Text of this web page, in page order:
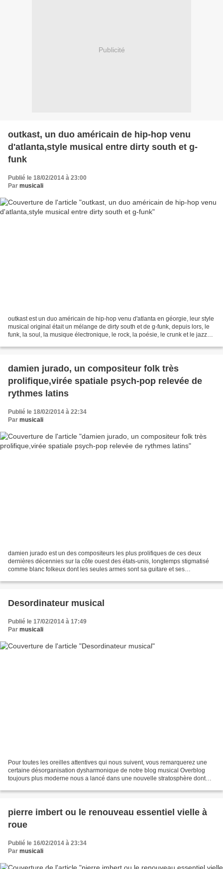
Publicité
outkast, un duo américain de hip-hop venu
d'atlanta,style musical entre dirty south et g-
funk
Publié le 18/02/2014 à 23:00
Par musicali
outkast est un duo américain de hip-hop venu d'atlanta en géorgie, leur style
musical original était un mélange de dirty south et de g-funk, depuis lors, le
funk, la soul, la musique électronique, le rock, la poésie, le crunk et le jazz
damien jurado, un compositeur folk très
prolifique,virée spatiale psych-pop relevée de
rythmes latins
Publié le 18/02/2014 à 22:34
Par musicali
damien jurado est un des compositeurs les plus prolifiques de ces deux
dernières décennies sur la côte ouest des états-unis, longtemps stigmatisé
comme blanc folkeux dont les seules armes sont sa guitare et ses
Desordinateur musical
Publié le 17/02/2014 à 17:49
Par musicali
Pour toutes les oreilles attentives qui nous suivent, vous remarquerez une
certaine désorganisation dysharmonique de notre blog musical Overblog
toujours plus moderne nous a lancé dans une nouvelle stratosphère dont
pierre imbert ou le renouveau essentiel vielle à
roue
Publié le 16/02/2014 à 23:34
Par musicali